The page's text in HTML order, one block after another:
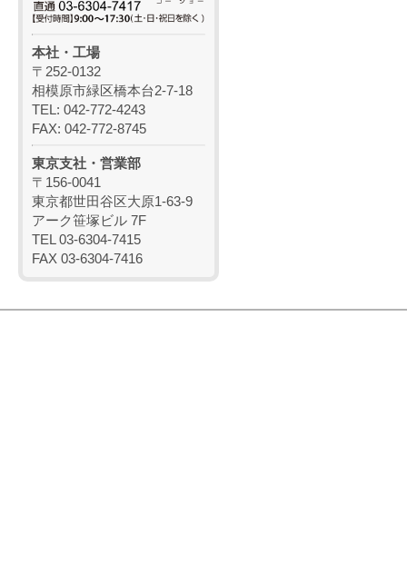
本社・工場
〒252-0132
相模原市緑区橋本台2-7-18
TEL: 042-772-4243
FAX: 042-772-8745
東京支社・営業部
〒156-0041
東京都世田谷区大原1-63-9
アーク笹塚ビル 7F
TEL 03-6304-7415
FAX 03-6304-7416